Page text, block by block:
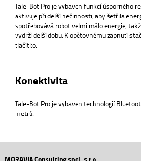
Tale-Bot Pro je vybaven funkcí úsporného
aktivuje při delší nečinnosti, aby šetřila
spotřebovává robot velmi málo energie,
vydrží delší dobu. K opětovnému zapnutí
tlačítko.
Konektivita
Tale-Bot Pro je vybaven technologií
metrů.